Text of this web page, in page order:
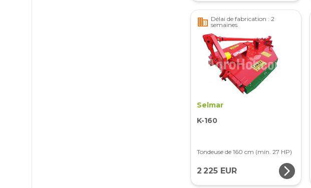
business Délai de fabrication : 2
semaines
Selmar
K-160
Tondeuse de 160 cm (min. 27 HP)
2 225 EUR arrow_forward_ios